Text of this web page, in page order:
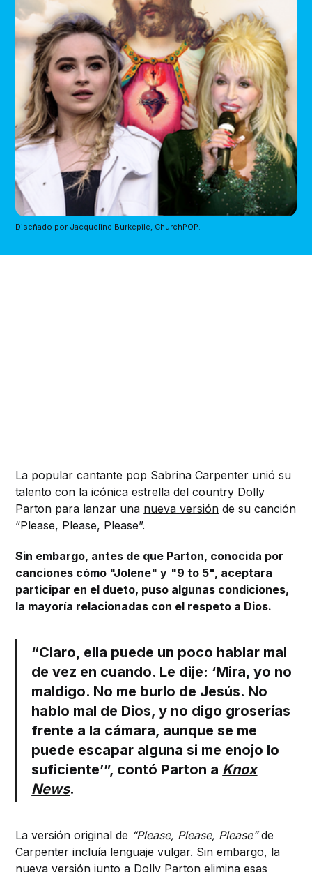
Diseñado por Jacqueline Burkepile, ChurchPOP.
La popular cantante pop Sabrina Carpenter unió su
talento con la icónica estrella del country Dolly
Parton para lanzar una nueva versión de su canción
“Please, Please, Please”.
Sin embargo, antes de que Parton, conocida por
canciones cómo "Jolene" y "9 to 5", aceptara
participar en el dueto, puso algunas condiciones,
la mayoría relacionadas con el respeto a Dios.
“Claro, ella puede un poco hablar mal
de vez en cuando. Le dije: ‘Mira, yo no
maldigo. No me burlo de Jesús. No
hablo mal de Dios, y no digo groserías
frente a la cámara, aunque se me
puede escapar alguna si me enojo lo
suficiente’”, contó Parton a Knox
News.
La versión original de “Please, Please, Please”de
Carpenter incluía lenguaje vulgar. Sin embargo, la
nueva versión junto a Dolly Parton elimina esas